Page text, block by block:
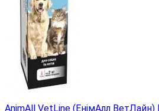
AnimAll VetLine (ЕнімАлл